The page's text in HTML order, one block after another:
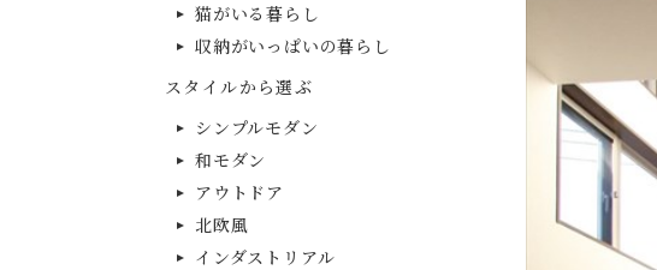
猫がいる暮らし
収納がいっぱいの暮らし
スタイルから選ぶ
シンプルモダン
和モダン
アウトドア
北欧風
インダストリアル